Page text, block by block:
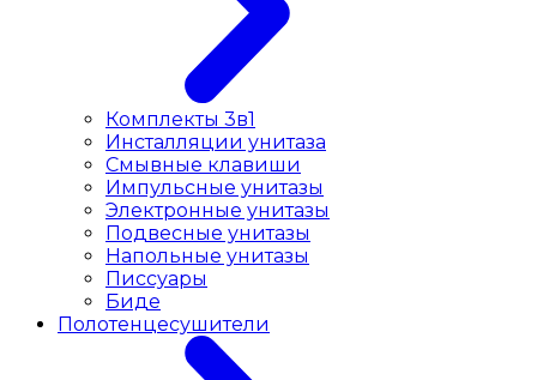
Комплекты 3в1
Инсталляции унитаза
Смывные клавиши
Импульсные унитазы
Электронные унитазы
Подвесные унитазы
Напольные унитазы
Писсуары
Биде
Полотенцесушители